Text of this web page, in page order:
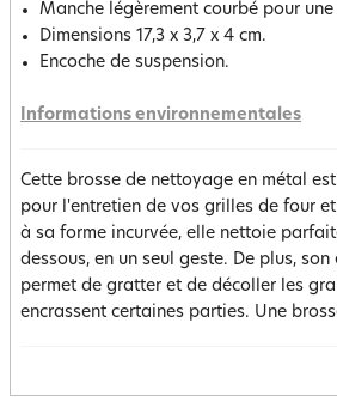
Manche légèrement courbé pour
Dimensions 17,3 x 3,7 x 4 cm.
Encoche de suspension.
Informations environnementales
Cette brosse de nettoyage en métal
pour l'entretien de vos grilles de four
à sa forme incurvée, elle nettoie
dessous, en un seul geste. De plus,
permet de gratter et de décoller les
encrassent certaines parties. Une